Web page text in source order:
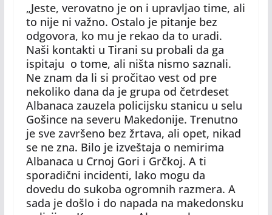
„Jeste, verovatno je on i upravljao time, ali
to nije ni važno. Ostalo je pitanje bez
odgovora, ko mu je rekao da to uradi.
Naši kontakti u Tirani su probali da ga
ispitaju o tome, ali ništa nismo saznali.
Ne znam da li si pročitao vest od pre
nekoliko dana da je grupa od četrdeset
Albanaca zauzela policijsku stanicu u selu
Gošince na severu Makedonije. Trenutno
je sve završeno bez žrtava, ali opet, nikad
se ne zna. Bilo je izveštaja o nemirima
Albanaca u Crnoj Gori i Grčkoj. A ti
sporadični incidenti, lako mogu da
dovedu do sukoba ogromnih razmera. A
sada je došlo i do napada na makedonsku